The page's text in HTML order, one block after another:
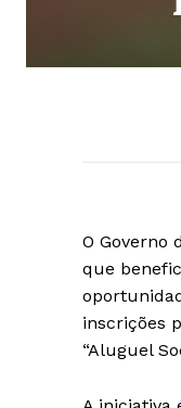
O Governo
que
inscrições
“Aluguel